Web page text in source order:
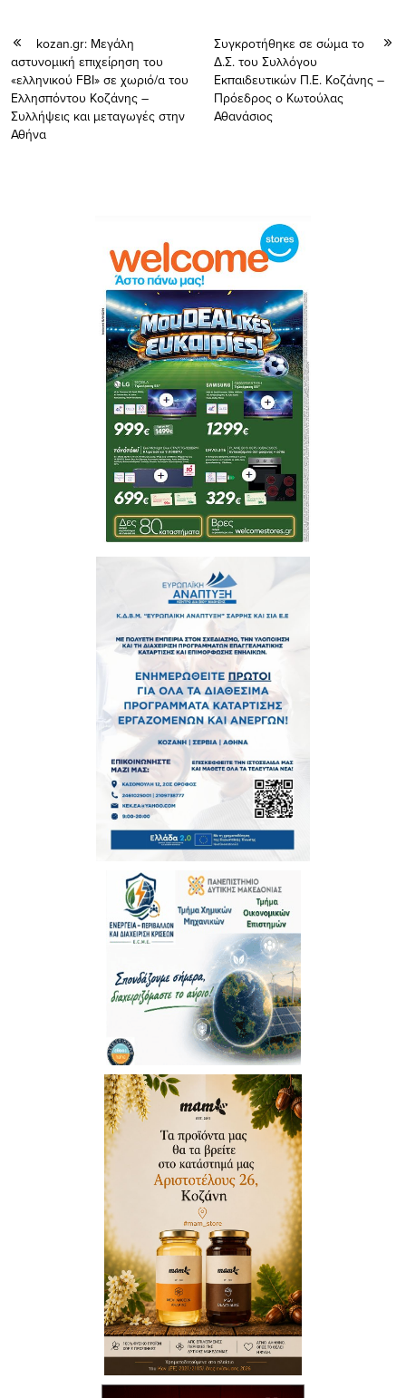
kozan.gr: Μεγάλη
αστυνομική επιχείρηση του
«ελληνικού FBI» σε χωριό/α του
Ελλησπόντου Κοζάνης –
Συλλήψεις και μεταγωγές στην
Αθήνα
Συγκροτήθηκε σε σώμα το
Δ.Σ. του Συλλόγου
Εκπαιδευτικών Π.Ε. Κοζάνης –
Πρόεδρος ο Κωτούλας
Αθανάσιος